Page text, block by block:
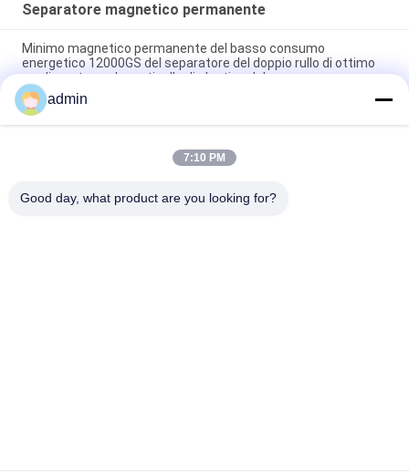
Separatore magnetico permanente
Minimo magnetico permanente del basso consumo
energetico 12000GS del separatore del doppio rullo di ottimo
rendimento per la particella di plastica del quarzo
Separatore magnetico dei residui di Rod del separatore
magnetico permanente del nastro trasportatore
Tipo di cassetto Magnetico con bastoncini ad alto campo
admin
7:10 PM
Good day, what product are you looking for?